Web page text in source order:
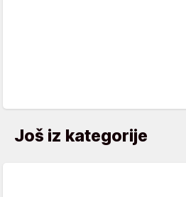
Još iz kategorije